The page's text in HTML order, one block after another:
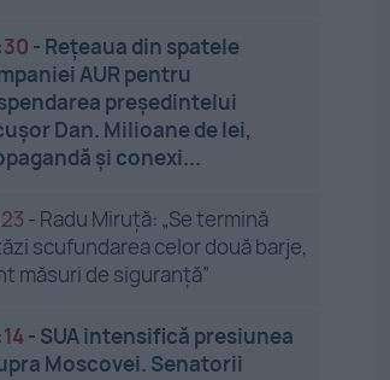
- Rețeaua din spatele
AUR pentru
președintelui
Dan. Milioane de lei,
și conexi...
- Radu Miruță: „Se termină
scufundarea celor două barje,
măsuri de siguranţă”
- SUA intensifică presiunea
Moscovei. Senatorii